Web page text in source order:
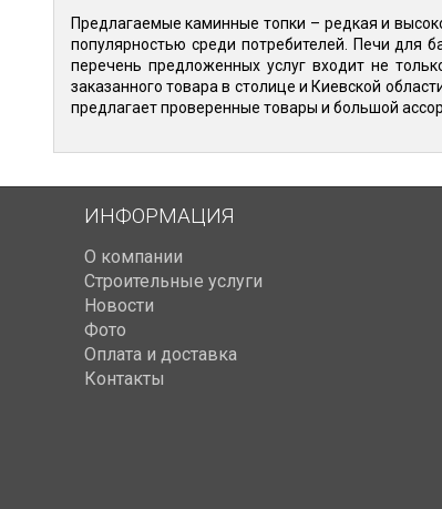
Предлагаемые каминные топки – редкая и
популярностью среди потребителей. Печи для
перечень предложенных услуг входит не
заказанного товара в столице и Киевской
предлагает проверенные товары и большой
ИНФОРМАЦИЯ
О компании
Строительные услуги
Новости
Фото
Оплата и доставка
Контакты